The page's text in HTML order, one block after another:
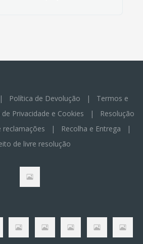
Política de Devolução | Termos e
de Privacidade e Cookies |
Resolução
reclamações | Recolha e Entrega |
de livre resolução